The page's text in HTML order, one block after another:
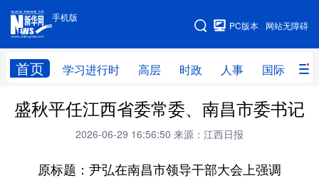
手机版
网站无障碍
PC版本
首页 学习进行时 高层 时政 人事 国际 财
手机版
网站地图
学习进行时 高层 时政 人事
财经 网评
台湾 思客智库 全球连线 教育
盛秋平任江西省委常委、南昌市委书记
2026-06-29 16:56:50 来源：江西日报
原标题：尹弘在南昌市领导干部大会上强调